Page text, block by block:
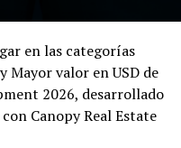
en las categorías
Mayor valor en USD de
2026, desarrollado
Canopy Real Estate